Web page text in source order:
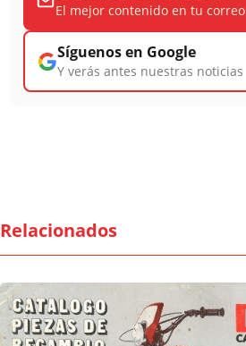
El mejor contenido en tu correo
Síguenos en Google
Y verás antes nuestras noticias
Relacionados